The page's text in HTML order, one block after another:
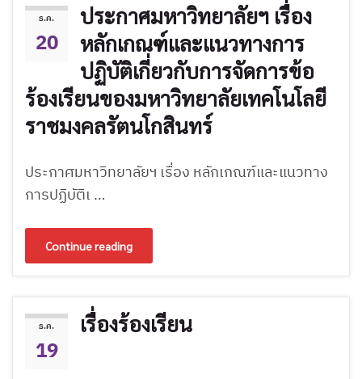
ธ.ค.
20
ประกาศมหาวิทยาลัยฯ เรื่อง
หลักเกณฑ์และแนวทางการ
ปฏิบัติเกี่ยวกับการจัดการข้อ
ร้องเรียนของมหาวิทยาลัยเทคโนโลยี
ราชมงคลรัตนโกสินทร์
ประกาศมหาวิทยาลัยฯ เรื่อง หลักเกณฑ์และแนวทาง
การปฏิบัติเ …
Continue reading
ธ.ค.
19
เรื่องร้องเรียน